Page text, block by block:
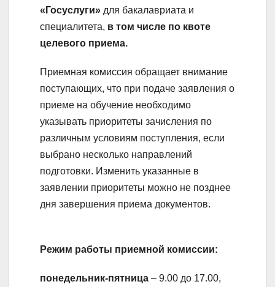
«Госуслуги» для бакалавриата и
специалитета, в том числе по квоте
целевого приема.
Приемная комиссия обращает внимание
поступающих, что при подаче заявления о
приеме на обучение необходимо
указывать приоритеты зачисления по
различным условиям поступления, если
выбрано несколько направлений
подготовки. Изменить указанные в
заявлении приоритеты можно не позднее
дня завершения приема документов.
Режим работы приемной комиссии:
понедельник-пятница – 9.00 до 17.00,